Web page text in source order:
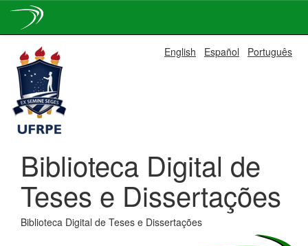
navigation
English Español Português
Biblioteca Digital de
Teses e Dissertações
Biblioteca Digital de Teses e Dissertações